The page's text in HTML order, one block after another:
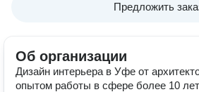
Предложить
Об организации
Дизайн интерьера в Уфе от
опытом работы в сфере более 10